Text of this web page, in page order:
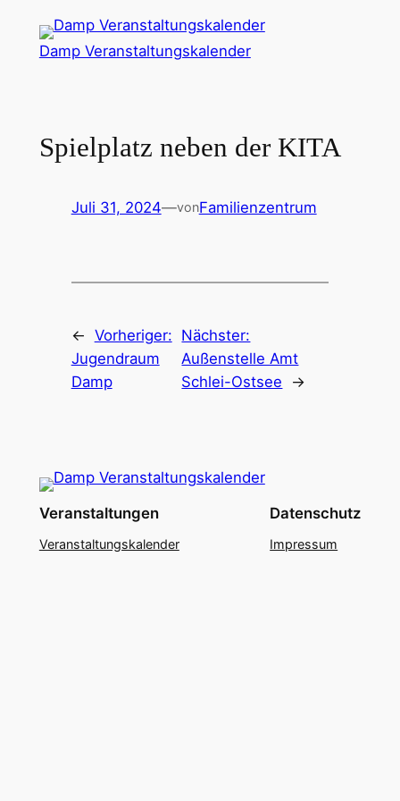
Inhalt
Damp Veranstaltungskalender
Spielplatz neben der KITA
Juli 31, 2024—vonFamilienzentrum
← Vorheriger:
Jugendraum
Damp
Nächster:
Außenstelle Amt
Schlei-Ostsee
→
Veranstaltungen
Veranstaltungskalender
Datenschutz
Impressum